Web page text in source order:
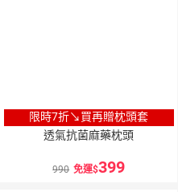
限時7折↘買再贈枕頭套
透氣抗菌麻藥枕頭
990 免運 399